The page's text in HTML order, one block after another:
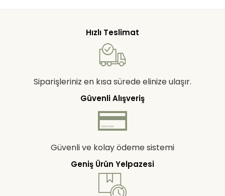
Hızlı Teslimat
Siparişleriniz en kısa sürede elinize ulaşır.
Güvenli Alışveriş
Güvenli ve kolay ödeme sistemi
Geniş Ürün Yelpazesi